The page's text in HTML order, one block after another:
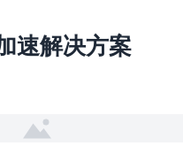
速解决方案